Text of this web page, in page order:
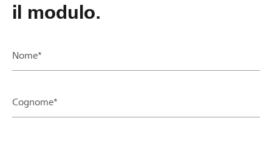
il modulo.
Nome*
Cognome*